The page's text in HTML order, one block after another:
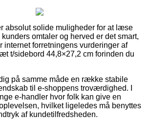
absolut solide muligheder for at læse
omtaler og herved er det smart,
internet forretningens vurderinger af
t/sidebord 44,8×27,2 cm forinden du
på samme måde en række stabile
til e-shoppens troværdighed. I
e-handler hvor folk kan give en
hvilket ligeledes må benyttes
af kundetilfredsheden.